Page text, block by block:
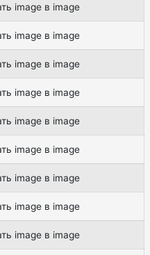
image в image
image в image
image в image
image в image
image в image
image в image
image в image
image в image
image в image